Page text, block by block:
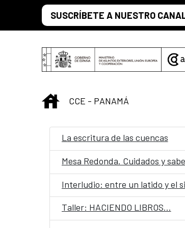
Saltar al contenido principal
SUSCRÍBETE A NUESTRO
INICIO
CCE - PANAMÁ
La escritura de las cuencas
Mesa Redonda. Cuidados y
Interludio: entre un latido y el
Taller: HACIENDO LIBROS…